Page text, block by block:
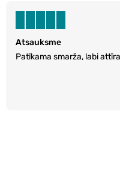
Atsauksme
Patīkama smarža, labi